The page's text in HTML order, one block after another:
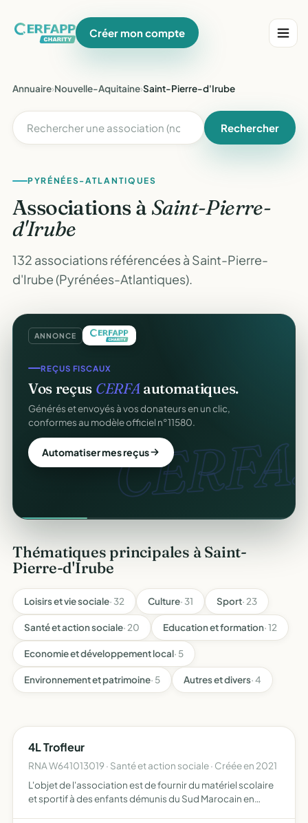
Créer mon compte
Annuaire›Nouvelle-Aquitaine›Saint-Pierre-d'Irube
Rechercher
PYRÉNÉES-ATLANTIQUES
Associations à Saint-Pierre-
d'Irube
132 associations référencées à Saint-Pierre-
d'Irube (Pyrénées-Atlantiques).
ANNONCE
CERFA.
REÇUS FISCAUX
Vos reçus CERFAautomatiques.
Générés et envoyés à vos donateurs en un clic,
conformes au modèle officiel n°11580.
Automatiser mes reçus
Thématiques principales à Saint-
Pierre-d'Irube
Loisirs et vie sociale· 32 Culture· 31 Sport· 23
Santé et action sociale· 20 Education et formation· 12
Economie et développement local· 5
Environnement et patrimoine· 5 Autres et divers· 4
4L Trofleur
RNA W641013019 · Santé et action sociale · Créée en 2021
L'objet de l'association est de fournir du matériel scolaire
et sportif à des enfants démunis du Sud Marocain en